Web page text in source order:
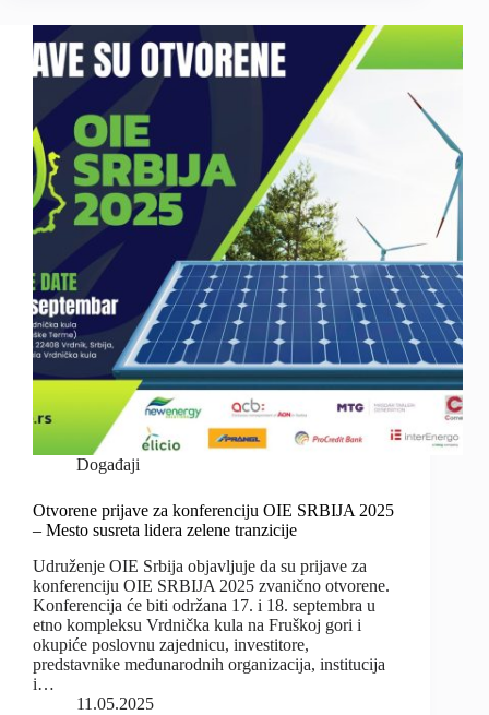
Događaji
Otvorene prijave za konferenciju OIE SRBIJA 2025
– Mesto susreta lidera zelene tranzicije
Udruženje OIE Srbija objavljuje da su prijave za
konferenciju OIE SRBIJA 2025 zvanično otvorene.
Konferencija će biti održana 17. i 18. septembra u
etno kompleksu Vrdnička kula na Fruškoj gori i
okupiće poslovnu zajednicu, investitore,
predstavnike međunarodnih organizacija, institucija
i…
11.05.2025